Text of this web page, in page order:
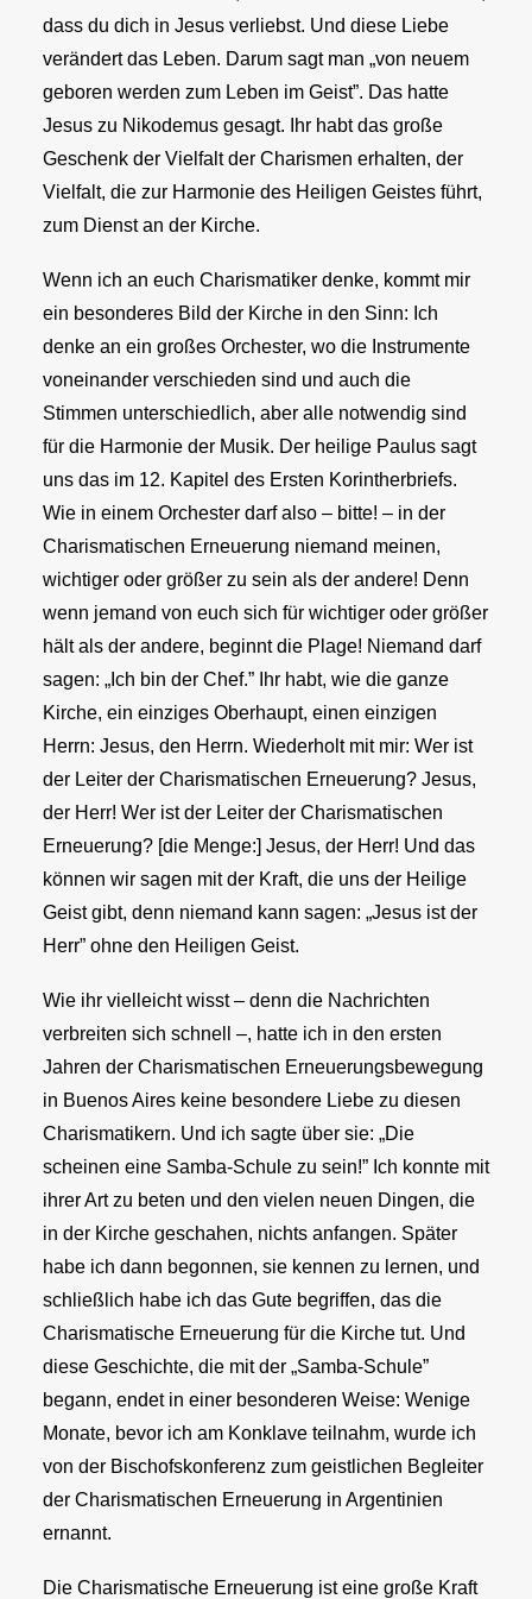
dass du dich in Jesus verliebst. Und diese Liebe
verändert das Leben. Darum sagt man „von neuem
geboren werden zum Leben im Geist”. Das hatte
Jesus zu Nikodemus gesagt. Ihr habt das große
Geschenk der Vielfalt der Charismen erhalten, der
Vielfalt, die zur Harmonie des Heiligen Geistes führt,
zum Dienst an der Kirche.
Wenn ich an euch Charismatiker denke, kommt mir
ein besonderes Bild der Kirche in den Sinn: Ich
denke an ein großes Orchester, wo die Instrumente
voneinander verschieden sind und auch die
Stimmen unterschiedlich, aber alle notwendig sind
für die Harmonie der Musik. Der heilige Paulus sagt
uns das im 12. Kapitel des Ersten Korintherbriefs.
Wie in einem Orchester darf also – bitte! – in der
Charismatischen Erneuerung niemand meinen,
wichtiger oder größer zu sein als der andere! Denn
wenn jemand von euch sich für wichtiger oder größer
hält als der andere, beginnt die Plage! Niemand darf
sagen: „Ich bin der Chef.” Ihr habt, wie die ganze
Kirche, ein einziges Oberhaupt, einen einzigen
Herrn: Jesus, den Herrn. Wiederholt mit mir: Wer ist
der Leiter der Charismatischen Erneuerung? Jesus,
der Herr! Wer ist der Leiter der Charismatischen
Erneuerung? [die Menge:] Jesus, der Herr! Und das
können wir sagen mit der Kraft, die uns der Heilige
Geist gibt, denn niemand kann sagen: „Jesus ist der
Herr” ohne den Heiligen Geist.
Wie ihr vielleicht wisst – denn die Nachrichten
verbreiten sich schnell –, hatte ich in den ersten
Jahren der Charismatischen Erneuerungsbewegung
in Buenos Aires keine besondere Liebe zu diesen
Charismatikern. Und ich sagte über sie: „Die
scheinen eine Samba-Schule zu sein!” Ich konnte mit
ihrer Art zu beten und den vielen neuen Dingen, die
in der Kirche geschahen, nichts anfangen. Später
habe ich dann begonnen, sie kennen zu lernen, und
schließlich habe ich das Gute begriffen, das die
Charismatische Erneuerung für die Kirche tut. Und
diese Geschichte, die mit der „Samba-Schule”
begann, endet in einer besonderen Weise: Wenige
Monate, bevor ich am Konklave teilnahm, wurde ich
von der Bischofskonferenz zum geistlichen Begleiter
der Charismatischen Erneuerung in Argentinien
ernannt.
Die Charismatische Erneuerung ist eine große Kraft